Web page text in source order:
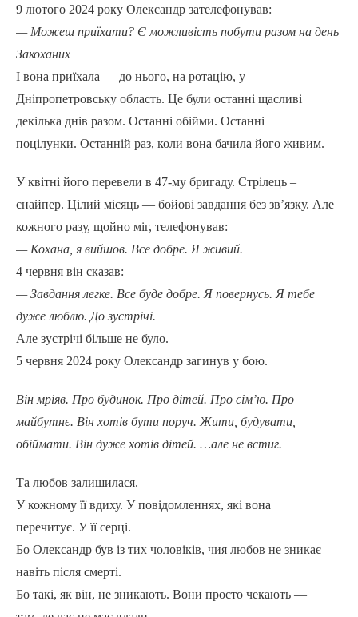
9 лютого 2024 року Олександр зателефонував:
— Можеш приїхати? Є можливість побути разом на день
Закоханих
І вона приїхала — до нього, на ротацію, у
Дніпропетровську область. Це були останні щасливі
декілька днів разом. Останні обійми. Останні
поцілунки. Останній раз, коли вона бачила його живим.
У квітні його перевели в 47-му бригаду. Стрілець –
снайпер. Цілий місяць — бойові завдання без зв’язку. Але
кожного разу, щойно міг, телефонував:
— Кохана, я вийшов. Все добре. Я живий.
4 червня він сказав:
— Завдання легке. Все буде добре. Я повернусь. Я тебе
дуже люблю. До зустрічі.
Але зустрічі більше не було.
5 червня 2024 року Олександр загинув у бою.
Він мріяв. Про будинок. Про дітей. Про сім’ю. Про
майбутнє. Він хотів бути поруч. Жити, будувати,
обіймати. Він дуже хотів дітей. …але не встиг.
Та любов залишилася.
У кожному її вдиху. У повідомленнях, які вона
перечитує. У її серці.
Бо Олександр був із тих чоловіків, чия любов не зникає —
навіть після смерті.
Бо такі, як він, не зникають. Вони просто чекають —